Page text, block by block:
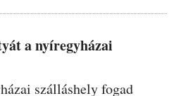
a nyíregyházai
szálláshely fogad